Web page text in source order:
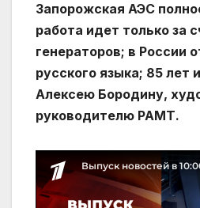
Запорожская АЭС
работа идет только за
генераторов; в России
русского языка; 85 лет
Алексею Бородину,
руководителю РАМТ.